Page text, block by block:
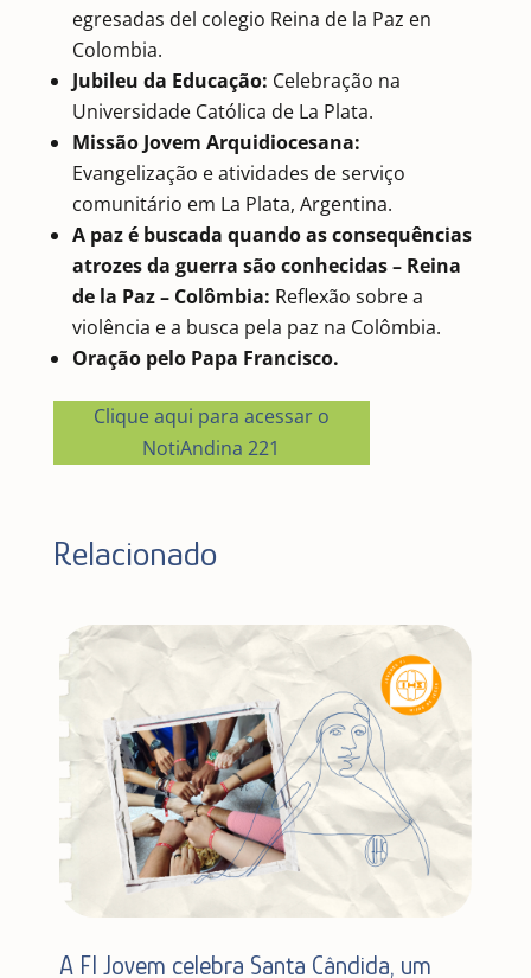
egresadas del colegio Reina de la Paz en
Colombia.
Jubileu da Educação: Celebração na
Universidade Católica de La Plata.
Missão Jovem Arquidiocesana:
Evangelização e atividades de serviço
comunitário em La Plata, Argentina.
A paz é buscada quando as consequências
atrozes da guerra são conhecidas – Reina
de la Paz – Colômbia: Reflexão sobre a
violência e a busca pela paz na Colômbia.
Oração pelo Papa Francisco.
Clique aqui para acessar o
NotiAndina 221
Relacionado
A FI Jovem celebra Santa Cândida, um